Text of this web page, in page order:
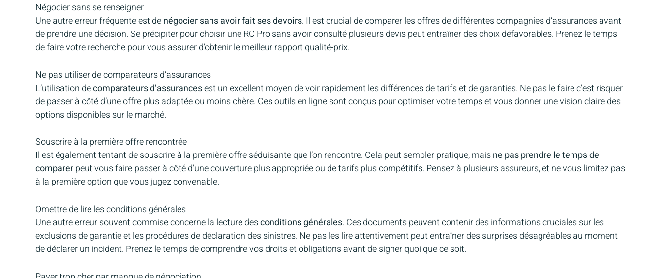
Négocier sans se renseigner
Une autre erreur fréquente est denégocier sans avoir fait ses devoirs. Il est crucial de comparer les offres de différentes compagnies d’assurances avant
de prendre une décision. Se précipiter pour choisir une RC Pro sans avoir consulté plusieurs devis peut entraîner des choix défavorables. Prenez le temps
de faire votre recherche pour vous assurer d’obtenir le meilleur rapport qualité-prix.
Ne pas utiliser de comparateurs d’assurances
L’utilisation decomparateurs d’assurancesest un excellent moyen de voir rapidement les différences de tarifs et de garanties. Ne pas le faire c’est risquer
de passer à côté d’une offre plus adaptée ou moins chère. Ces outils en ligne sont conçus pour optimiser votre temps et vous donner une vision claire des
options disponibles sur le marché.
Souscrire à la première offre rencontrée
Il est également tentant de souscrire à la première offre séduisante que l’on rencontre. Cela peut sembler pratique, maisne pas prendre le temps de
comparerpeut vous faire passer à côté d’une couverture plus appropriée ou de tarifs plus compétitifs. Pensez à plusieurs assureurs, et ne vous limitez pas
à la première option que vous jugez convenable.
Omettre de lire les conditions générales
Une autre erreur souvent commise concerne la lecture desconditions générales. Ces documents peuvent contenir des informations cruciales sur les
exclusions de garantie et les procédures de déclaration des sinistres. Ne pas les lire attentivement peut entraîner des surprises désagréables au moment
de déclarer un incident. Prenez le temps de comprendre vos droits et obligations avant de signer quoi que ce soit.